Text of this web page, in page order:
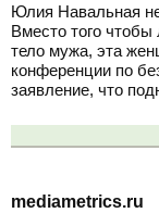
Юлия Навальная
Вместо того чтобы
тело мужа, эта
конференции по
заявление, что
mediametrics.ru